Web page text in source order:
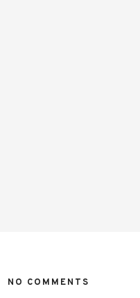
NO COMMENTS